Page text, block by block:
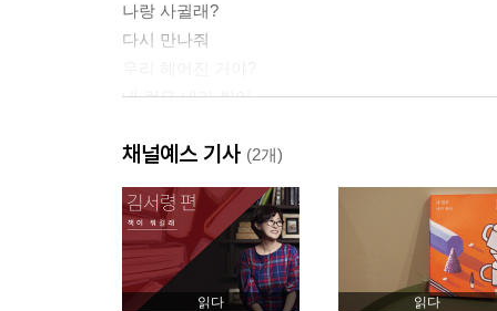
나랑 사귈래?
다시 만나줘
네 컵은 네가 씻어
그만 좀 싸주세요
너는 네 인생을 살아
작가가 되고 싶어요
대체 언제까지 해야 해?
네가 무슨 상관이니?
먼저 들어가보겠습니다
채널예스 기사 (2개)
읽다 읽다